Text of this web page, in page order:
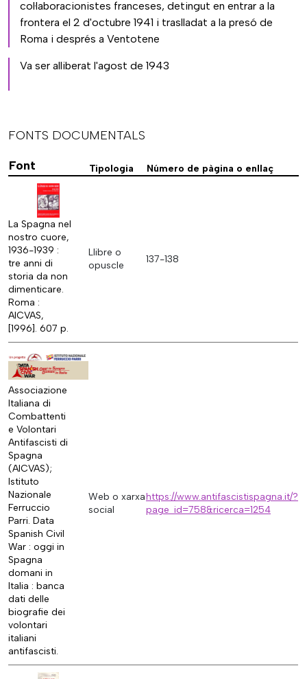
col·laboracionistes franceses, detingut en entrar a la
frontera el 2 d'octubre 1941 i traslladat a la presó de
Roma i després a Ventotene
Va ser alliberat l'agost de 1943
FONTS DOCUMENTALS
Font
Tipologia Número de pàgina o enllaç
La Spagna nel
nostro cuore,
1936-1939 :
tre anni di
storia da non
dimenticare.
Roma :
AICVAS,
[1996]. 607 p.
Llibre o
opuscle
137-138
Associazione
Italiana di
Combattenti
e Volontari
Antifascisti di
Spagna
(AICVAS);
Istituto
Nazionale
Ferruccio
Parri. Data
Spanish Civil
War : oggi in
Spagna
domani in
Italia : banca
dati delle
biografie dei
volontari
italiani
antifascisti.
Web o xarxa
social
https://www.antifascistispagna.it/?
page_id=758&ricerca=1254